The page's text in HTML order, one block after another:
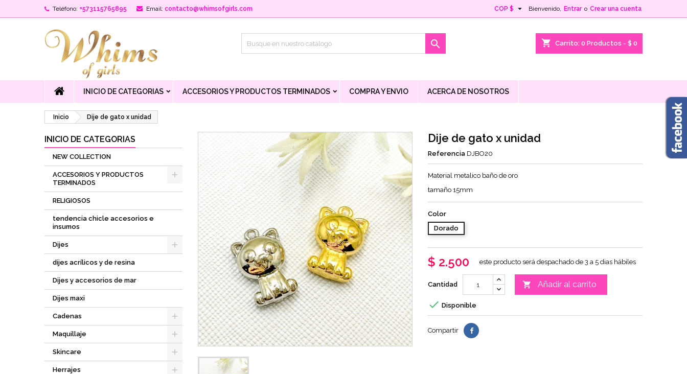
Teléfono: +573115765895 Email: contacto@whimsofgirls.com Bienvenido, Entrar o Crear una cuenta
COP $ 
shopping_cart Carrito: 0 Productos - $ 0

INICIO DE CATEGORIAS ACCESORIOS Y PRODUCTOS TERMINADOS COMPRA Y ENVIO ACERCA DE NOSOTROS
Inicio Dije de gato x unidad
INICIO DE CATEGORIAS
NEW COLLECTION
ACCESORIOS Y PRODUCTOS
TERMINADOS
RELIGIOSOS
tendencia chicle accesorios e
insumos
Dijes
dijes acrílicos y de resina
Dijes y accesorios de mar
Dijes maxi
Cadenas
Maquillaje
Skincare
Herrajes
Dije de gato x unidad
Referencia DJBO20
Material metalico baño de oro
tamaño 15mm
Color
Dorado
$ 2.500 este producto será despachado de 3 a 5 dias hábiles
Cantidad  Añadir al carrito
 Disponible
Compartir